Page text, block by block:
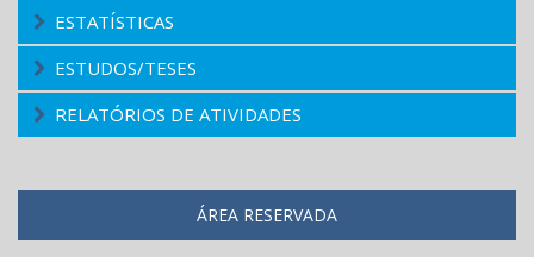
ESTATÍSTICAS
ESTUDOS/TESES
RELATÓRIOS DE ATIVIDADES
ÁREA RESERVADA